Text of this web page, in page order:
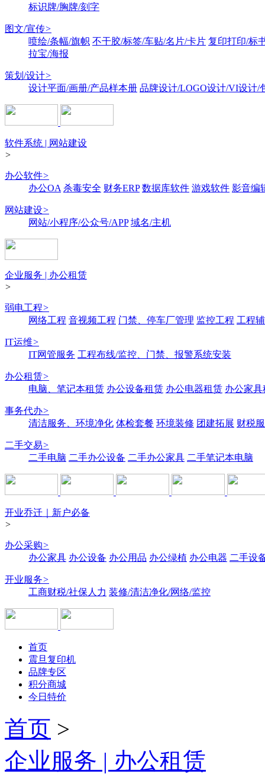
标识牌/胸牌/刻字
图文/宣传>
喷绘/条幅/旗帜 不干胶/标签/车贴/名片/卡片 复印打印/标
拉宝/海报
策划/设计>
设计平面/画册/产品样本册 品牌设计/LOGO设计/VI设计/
软件系统 | 网站建设
>
办公软件>
办公OA 杀毒安全 财务ERP 数据库软件 游戏软件 影音编
网站建设>
网站/小程序/公众号/APP 域名/主机
企业服务 | 办公租赁
>
弱电工程>
网络工程 音视频工程 门禁、停车厂管理 监控工程 工程
IT运维>
IT网管服务 工程布线/监控、门禁、报警系统安装
办公租赁>
电脑、笔记本租赁 办公设备租赁 办公电器租赁 办公家具
事务代办>
清洁服务、环境净化 体检套餐 环境装修 团建拓展 财税
二手交易>
二手电脑 二手办公设备 二手办公家具 二手笔记本电脑
开业乔迁｜新户必备
>
办公采购>
办公家具 办公设备 办公用品 办公绿植 办公电器 二手设
开业服务>
工商财税/社保人力 装修/清洁净化/网络/监控
首页
震旦复印机
品牌专区
积分商城
今日特价
首页 >
企业服务 | 办公租赁